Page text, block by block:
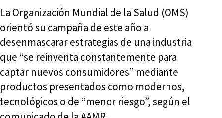
La Organización Mundial de la Salud (OMS)
orientó su campaña de este año a
desenmascarar estrategias de una industria
que “se reinventa constantemente para
captar nuevos consumidores” mediante
productos presentados como modernos,
tecnológicos o de “menor riesgo”, según el